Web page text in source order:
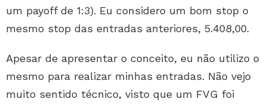
um payoff de 1:3). Eu considero um bom stop o
mesmo stop das entradas anteriores, 5.408,00.
Apesar de apresentar o conceito, eu não utilizo o
mesmo para realizar minhas entradas. Não vejo
muito sentido técnico, visto que um FVG foi